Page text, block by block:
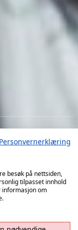
Personvernerklæring
besøk på nettsiden,
tilpasset innhold
informasjon om